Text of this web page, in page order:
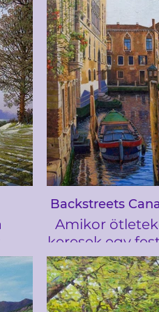
a
i
a
és a galéria
ez a
a
a
Backstreets
Amikor
keresek egy
a